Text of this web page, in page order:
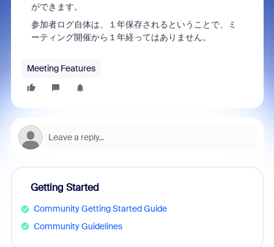
ができます。
参加者ログ自体は、１年保存されるということで、ミ
ーティング開催から１年経ってはありません。
Meeting Features
Getting Started
Community Getting Started Guide
Community Guidelines